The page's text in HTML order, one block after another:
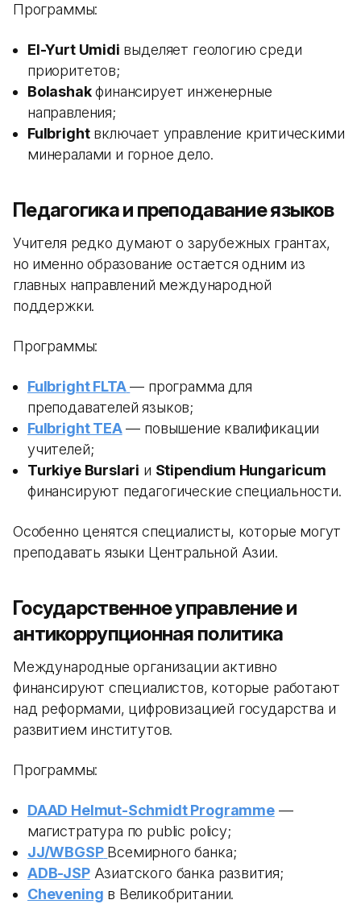
Программы:
El-Yurt Umidi выделяет геологию среди
приоритетов;
Bolashakфинансирует инженерные
направления;
Fulbrightвключает управление критическими
минералами и горное дело.
Педагогика и преподавание языков
Учителя редко думают о зарубежных грантах,
но именно образование остается одним из
главных направлений международной
поддержки.
Программы:
Fulbright FLTA — программа для
преподавателей языков;
Fulbright TEA— повышение квалификации
учителей;
Turkiye Burslari и Stipendium Hungaricum
финансируют педагогические специальности.
Особенно ценятся специалисты, которые могут
преподавать языки Центральной Азии.
Государственное управление и
антикоррупционная политика
Международные организации активно
финансируют специалистов, которые работают
над реформами, цифровизацией государства и
развитием институтов.
Программы:
DAAD Helmut-Schmidt Programme—
магистратура по public policy;
JJ/WBGSP Всемирного банка;
ADB-JSPАзиатского банка развития;
Chevening в Великобритании.